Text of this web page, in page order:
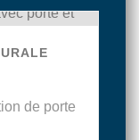
de porte